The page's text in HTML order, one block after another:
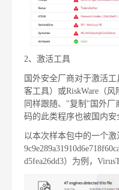
2、激活工具
国外安全厂商对于激活
客工具）或RiskWare（
同样跟随、"复制"国外厂
码的此类程序也被国内安
以本次样本包中的一个激
d5fea26dd3）为例，